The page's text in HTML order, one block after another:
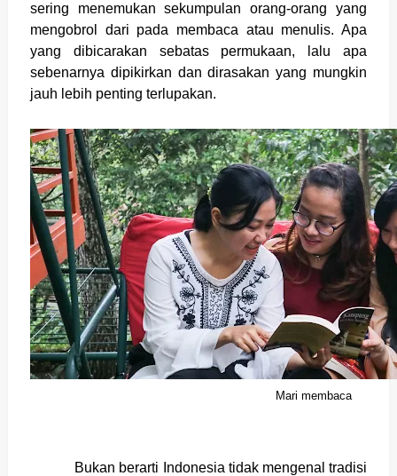
sering menemukan sekumpulan orang-orang yang
mengobrol dari pada membaca atau menulis. Apa
yang dibicarakan sebatas permukaan, lalu apa
sebenarnya dipikirkan dan dirasakan yang mungkin
jauh lebih penting terlupakan.
Mari membaca
Bukan berarti Indonesia tidak mengenal tradisi